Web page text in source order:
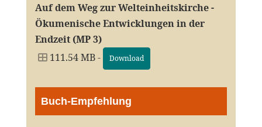
Auf dem Weg zur Welteinheitskirche -
Ökumenische Entwicklungen in der
Endzeit (MP 3)
111.54 MB -
Download
Buch-Empfehlung